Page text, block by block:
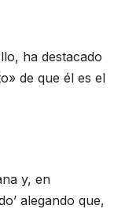
ha destacado
de que él es el
y, en
alegando que,